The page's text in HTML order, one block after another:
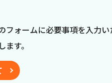
フォームに必要事項を入力
す。